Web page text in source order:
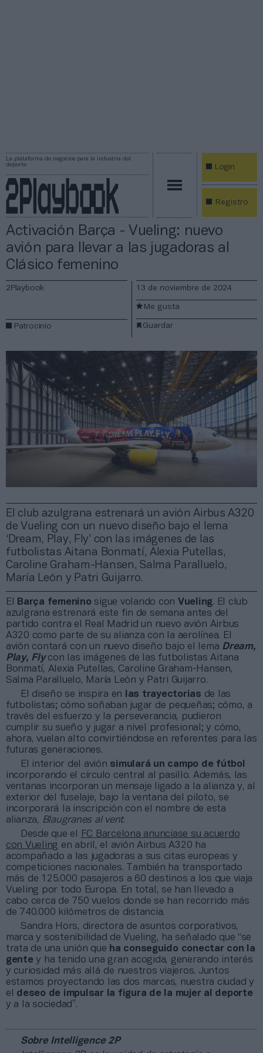
La plataforma de negocios para la industria del
deporte
Login
Registro
Activación Barça - Vueling: nuevo
avión para llevar a las jugadoras al
Clásico femenino
El club azulgrana estrenará un avión Airbus A320
de Vueling con un nuevo diseño bajo el lema
‘Dream, Play, Fly’ con las imágenes de las
futbolistas Aitana Bonmatí, Alexia Putellas,
Caroline Graham-Hansen, Salma Paralluelo,
María León y Patri Guijarro.
2Playbook
Patrocinio
13 de noviembre de 2024
Guardar
Me gusta
El Barça femenino sigue volando con Vueling. El club
azulgrana estrenará este fin de semana antes del
partido contra el Real Madrid un nuevo avión Airbus
A320 como parte de su alianza con la aerolínea. El
avión contará con un nuevo diseño bajo el lema Dream,
Play, Fly con las imágenes de las futbolistas Aitana
Bonmatí, Alexia Putellas, Caroline Graham-Hansen,
Salma Paralluelo, María León y Patri Guijarro.
El diseño se inspira en
las trayectorias de las
futbolistas; cómo soñaban jugar de pequeñas; cómo, a
través del esfuerzo y la perseverancia, pudieron
cumplir su sueño y jugar a nivel profesional; y cómo,
ahora, vuelan alto convirtiéndose en referentes para las
futuras generaciones.
El interior del avión simulará un campo de fútbol
incorporando el círculo central al pasillo. Además, las
ventanas incorporan un mensaje ligado a la alianza y, al
exterior del fuselaje, bajo la ventana del piloto, se
incorporará la inscripción con el nombre de esta
alianza, Blaugranes al vent.
Desde que el
FC Barcelona anunciase su acuerdo
con Vueling en abril, el avión Airbus A320 ha
acompañado a las jugadoras a sus citas europeas y
competiciones nacionales. También ha transportado
más de 125.000 pasajeros a 60 destinos a los que viaja
Vueling por todo Europa. En total, se han llevado a
cabo cerca de 750 vuelos donde se han recorrido más
de 740.000 kilómetros de distancia.
Sandra Hors, directora de asuntos corporativos,
marca y sostenibilidad de Vueling, ha señalado que “se
trata de una unión que ha conseguido conectar con la
gente y ha tenido una gran acogida, generando interés
y curiosidad más allá de nuestros viajeros. Juntos
estamos proyectando las dos marcas, nuestra ciudad y
el deseo de impulsar la figura de la mujer al deporte
y a la sociedad”.
Sobre Intelligence 2P